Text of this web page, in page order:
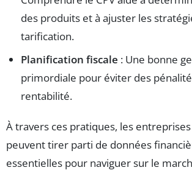
des produits et à ajuster les
tarification.
Planification fiscale : Une bonne
primordiale pour éviter des
rentabilité.
À travers ces pratiques, les
peuvent tirer parti de données
essentielles pour naviguer sur le